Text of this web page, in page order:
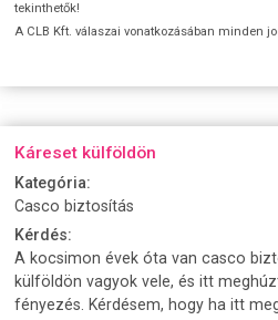
tekinthetők!
A CLB Kft. válaszai vonatkozásában minden
Káreset külföldön
Kategória:
Casco biztosítás
Kérdés:
A kocsimon évek óta van casco
külföldön vagyok vele, és itt
fényezés. Kérdésem, hogy ha itt